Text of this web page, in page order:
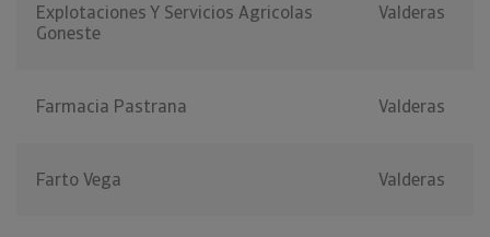
Explotaciones Y Servicios Agricolas
Goneste
Valderas
Farmacia Pastrana Valderas
Farto Vega Valderas